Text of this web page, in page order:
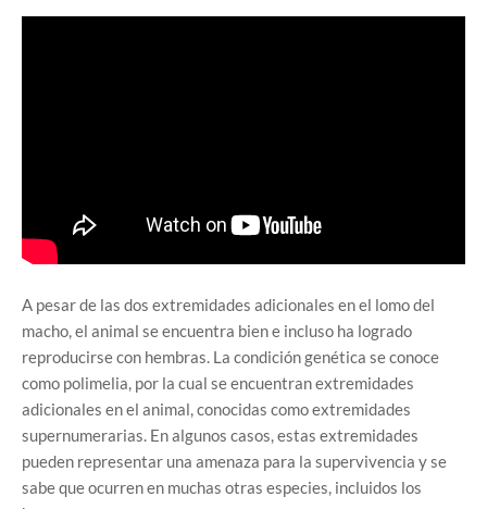
A pesar de las dos extremidades adicionales en el lomo del
macho, el animal se encuentra bien e incluso ha logrado
reproducirse con hembras. La condición genética se conoce
como polimelia, por la cual se encuentran extremidades
adicionales en el animal, conocidas como extremidades
supernumerarias. En algunos casos, estas extremidades
pueden representar una amenaza para la supervivencia y se
sabe que ocurren en muchas otras especies, incluidos los